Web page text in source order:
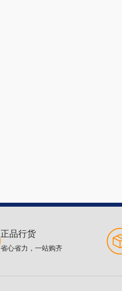
正品行货
省心省力，一站购齐